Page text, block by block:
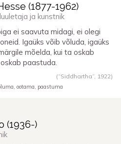
(1877-1962)
ja kunstnik
ei saavuta midagi, ei olegi
Igaüks võib võluda, igaüks
mõelda, kui ta oskab
paastuda.
(“Siddhartha”, 1922)
ootama paastuma
(1936-)